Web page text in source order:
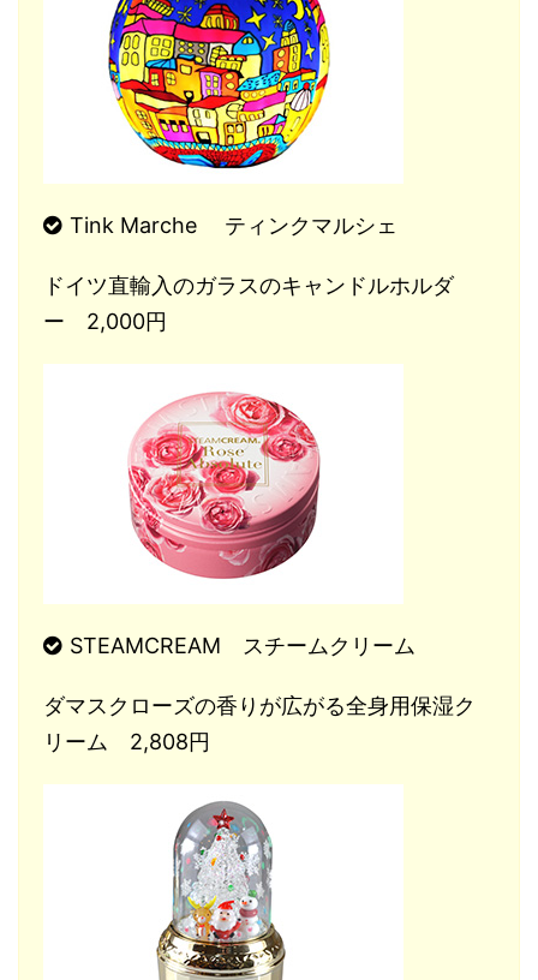
Tink Marche ティンクマルシェ
ドイツ直輸入のガラスのキャンドルホルダ
ー 2,000円
STEAMCREAM スチームクリーム
ダマスクローズの香りが広がる全身用保湿ク
リーム 2,808円